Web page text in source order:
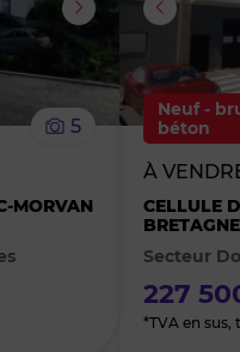
des
favoris
5
MORVAN
Neuf -
béton
À
CELLULE
Secteur
227
*TVA en sus,